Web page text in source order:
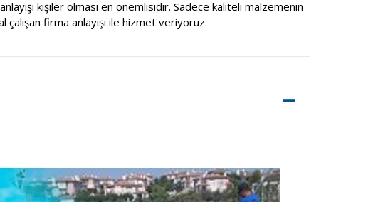
kişiler olması en önemlisidir. Sadece kaliteli malzemenin
firma anlayışı ile hizmet veriyoruz.
–